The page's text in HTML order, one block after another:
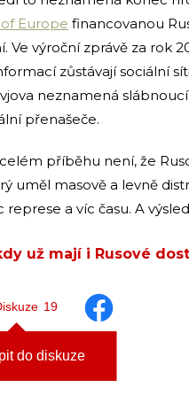
Europe financovanou
Ve výroční zprávě za rok
zůstávají sociální
neznamená
přenašeče.
příběhu není, že
uměl masově a levně
represe a víc času. A
už mají i Rusové
19
do diskuze